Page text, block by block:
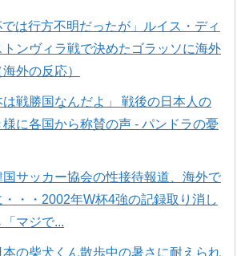
は行方不明だったが」ルイス・ディ
トンヴィラ戦で決めたゴラッソに海外
外の反応）
戦勝国なんだよ」 戦後の日本人の
に各国から称賛の声 - パンドラの憂
サッカー協会の性接待報道、海外で
・・・2002年W杯4強の記録取り消し
マジで...
の柴犬くん散歩中の暑さに耐えられ